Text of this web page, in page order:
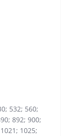
532; 560;
892; 900;
1025;